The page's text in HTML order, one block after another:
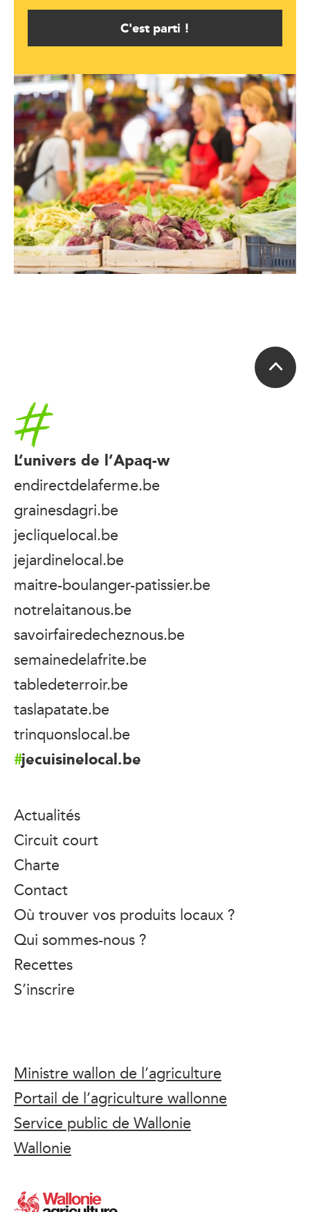
C'est parti !
Accueil
L’univers de l’Apaq-w
endirectdelaferme.be
grainesdagri.be
jecliquelocal.be
jejardinelocal.be
maitre-boulanger-patissier.be
notrelaitanous.be
savoirfairedecheznous.be
semainedelafrite.be
tabledeterroir.be
taslapatate.be
trinquonslocal.be
jecuisinelocal.be
Actualités
Circuit court
Charte
Contact
Où trouver vos produits locaux ?
Qui sommes-nous ?
Recettes
S’inscrire
Ministre wallon de l’agriculture
Portail de l’agriculture wallonne
Service public de Wallonie
Wallonie